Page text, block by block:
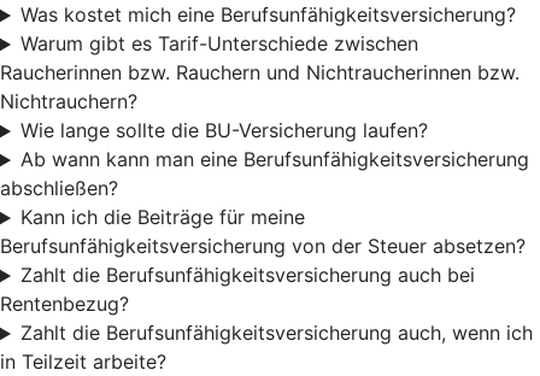
Was kostet mich eine Berufsunfähigkeitsversicherung?
Warum gibt es Tarif-Unterschiede zwischen
Raucherinnen bzw. Rauchern und Nichtraucherinnen bzw.
Nichtrauchern?
Wie lange sollte die BU-Versicherung laufen?
Ab wann kann man eine Berufsunfähigkeitsversicherung
abschließen?
Kann ich die Beiträge für meine
Berufsunfähigkeitsversicherung von der Steuer absetzen?
Zahlt die Berufsunfähigkeitsversicherung auch bei
Rentenbezug?
Zahlt die Berufsunfähigkeitsversicherung auch, wenn ich
in Teilzeit arbeite?